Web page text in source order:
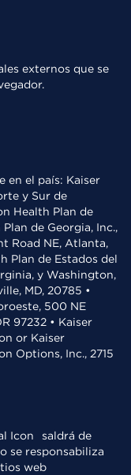
externos que se
en el país: Kaiser
y Sur de
Health Plan de
de Georgia, Inc.,
Road NE, Atlanta,
Plan de Estados del
y Washington,
MD, 20785 •
500 NE
97232 • Kaiser
or Kaiser
Options, Inc., 2715
saldrá de
se responsabiliza
web